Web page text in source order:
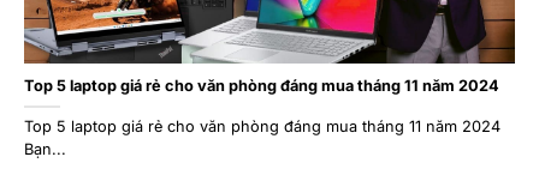
Top 5 laptop giá rẻ cho văn phòng đáng mua tháng 11 năm 2024
Top 5 laptop giá rẻ cho văn phòng đáng mua tháng 11 năm 2024
Bạn...